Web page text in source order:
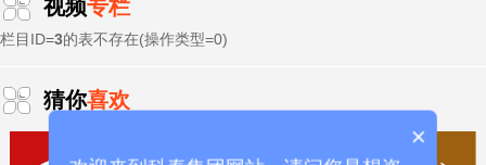
具体路径：登录“企莞家”企业综合服务平台，点击“我要
页面点击“申报入口”。
(二)信用查询。市工业和信息化局查询企业信用情况，
核查结果显示纳入严重失信主体名单或存在严重违法违规行
视频专栏
栏目ID=3的表不存在(操作类型=0)
猜你喜欢
×